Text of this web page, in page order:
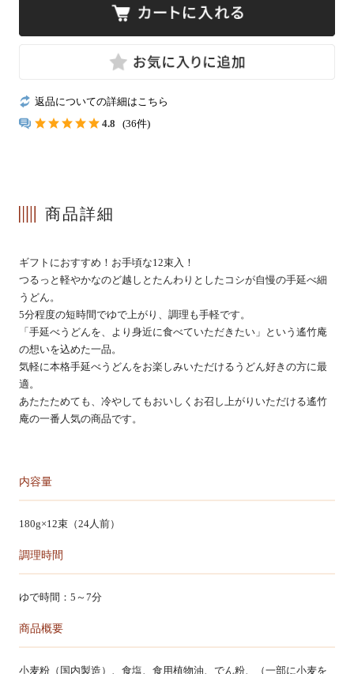
お客様の声
お問い合わせ
カートを見る
プライバシーポリシー
返品についての詳細はこちら
4.8
(36件)
商品詳細
ギフトにおすすめ！お手頃な12束入！
つるっと軽やかなのど越しとたんわりとしたコシが自慢の手延べ細
うどん。
5分程度の短時間でゆで上がり、調理も手軽です。
「手延べうどんを、より身近に食べていただきたい」という遙竹庵
の想いを込めた一品。
気軽に本格手延べうどんをお楽しみいただけるうどん好きの方に最
適。
あたたためても、冷やしてもおいしくお召し上がりいただける遙竹
庵の一番人気の商品です。
内容量
180g×12束（24人前）
調理時間
ゆで時間：5～7分
商品概要
小麦粉（国内製造）、食塩、食用植物油、でん粉、（一部に小麦を